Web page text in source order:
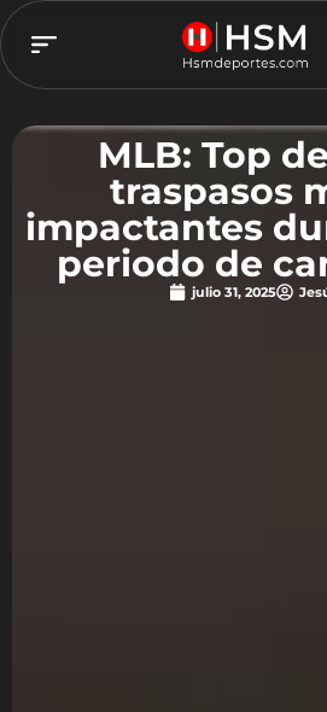
MLB: Top
traspasos
impactantes
periodo de
julio 31, 2025